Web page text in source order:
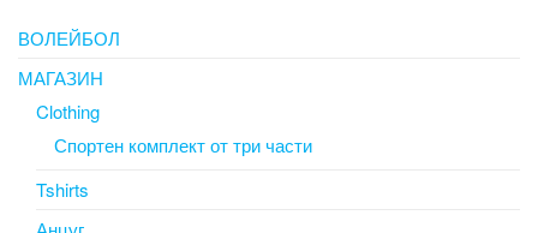
ВОЛЕЙБОЛ
МАГАЗИН
Clothing
Спортен комплект от три части
Tshirts